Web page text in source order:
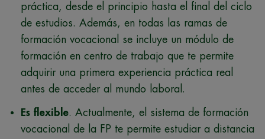
práctica, desde el principio hasta el final del ciclo
de estudios. Además, en todas las ramas de
formación vocacional se incluye un módulo de
formación en centro de trabajo que te permite
adquirir una primera experiencia práctica real
antes de acceder al mundo laboral.
Es flexible. Actualmente, el sistema de formación
vocacional de la FP te permite estudiar a distancia